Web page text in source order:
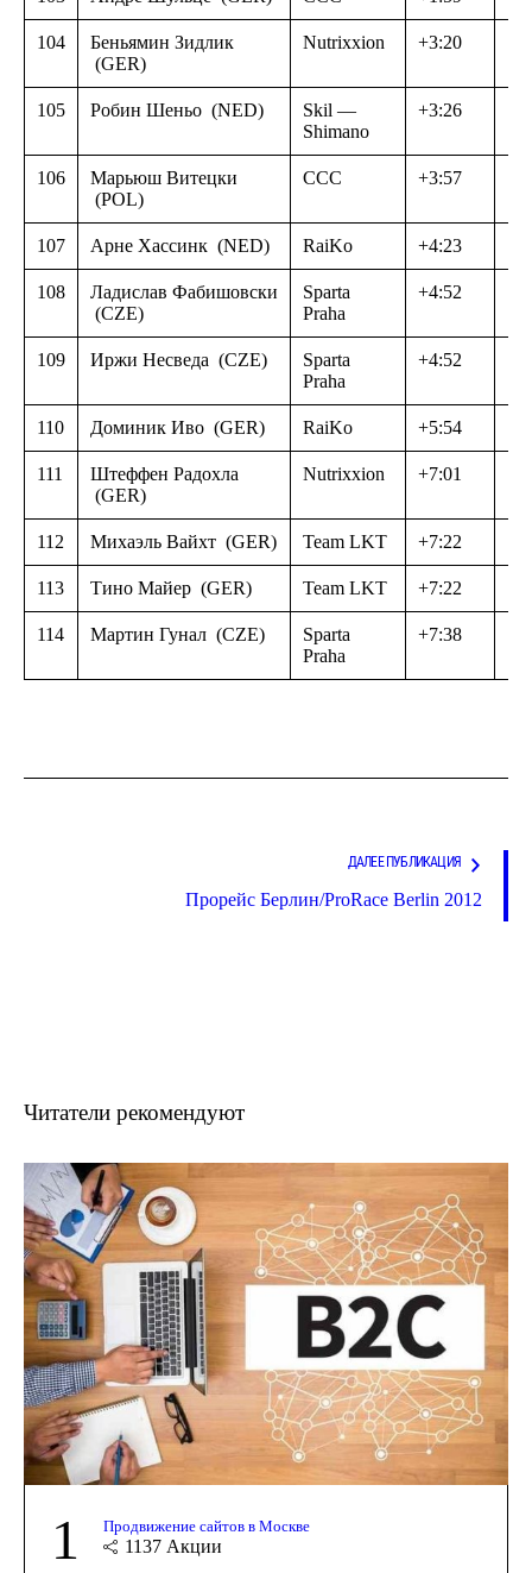
104
Беньямин Зидлик
(GER)
Nutrixxion +3:20
105 Робин Шеньо (NED)
Skil —
Shimano
+3:26
106
Марьюш Витецки
(POL)
CCC +3:57
107 Арне Хассинк (NED) RaiKo +4:23
108
Ладислав Фабишовски
(CZE)
Sparta
Praha
+4:52
109 Иржи Несведа (CZE)
Sparta
Praha
+4:52
110 Доминик Иво (GER) RaiKo +5:54
111
Штеффен Радохла
(GER)
Nutrixxion +7:01
112 Михаэль Вайхт (GER) Team LKT +7:22
113 Тино Майер (GER) Team LKT +7:22
114 Мартин Гунал (CZE)
Sparta
Praha
+7:38
ДАЛЕЕ ПУБЛИКАЦИЯ
Прорейс Берлин/ProRace Berlin 2012
Читатели рекомендуют
1 Продвижение сайтов в Москве
1137 Акции